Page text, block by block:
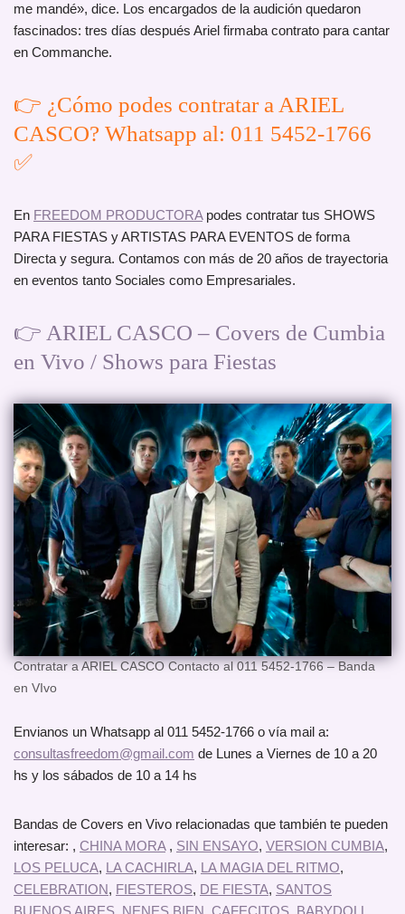
me mandé», dice. Los encargados de la audición quedaron
fascinados: tres días después Ariel firmaba contrato para cantar
en Commanche.
👉 ¿Cómo podes contratar a ARIEL
CASCO? Whatsapp al: 011 5452-1766
✅
En FREEDOM PRODUCTORApodes contratar tus SHOWS
PARA FIESTAS y ARTISTAS PARA EVENTOS de forma
Directa y segura. Contamos con más de 20 años de trayectoria
en eventos tanto Sociales como Empresariales.
👉 ARIEL CASCO – Covers de Cumbia
en Vivo / Shows para Fiestas
Contratar a ARIEL CASCO Contacto al 011 5452-1766 – Banda
en VIvo
Envianos un Whatsapp al 011 5452-1766 o vía mail a:
consultasfreedom@gmail.com de Lunes a Viernes de 10 a 20
hs y los sábados de 10 a 14 hs
Bandas de Covers en Vivo relacionadas que también te pueden
interesar: , CHINA MORA, SIN ENSAYO, VERSION CUMBIA,
LOS PELUCA, LA CACHIRLA, LA MAGIA DEL RITMO,
CELEBRATION, FIESTEROS, DE FIESTA, SANTOS